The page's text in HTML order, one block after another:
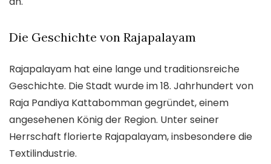
Die Geschichte von Rajapalayam
Rajapalayam hat eine lange und traditionsreiche
Geschichte. Die Stadt wurde im 18. Jahrhundert von
Raja Pandiya Kattabomman gegründet, einem
angesehenen König der Region. Unter seiner
Herrschaft florierte Rajapalayam, insbesondere die
Textilindustrie.